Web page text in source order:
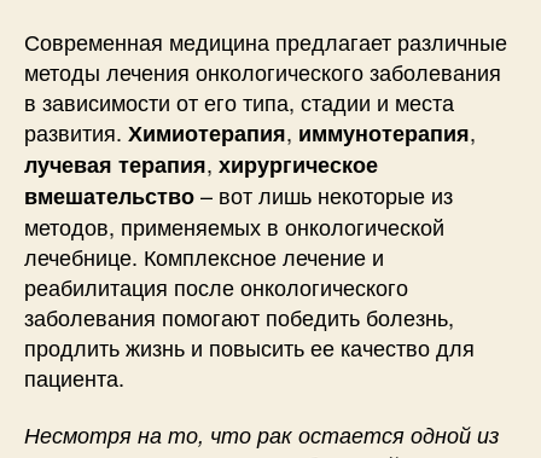
Современная медицина предлагает различные
методы лечения онкологического заболевания
в зависимости от его типа, стадии и места
развития. Химиотерапия, иммунотерапия,
лучевая терапия, хирургическое
вмешательство– вот лишь некоторые из
методов, применяемых в онкологической
лечебнице. Комплексное лечение и
реабилитация после онкологического
заболевания помогают победить болезнь,
продлить жизнь и повысить ее качество для
пациента.
Несмотря на то, что рак остается одной из